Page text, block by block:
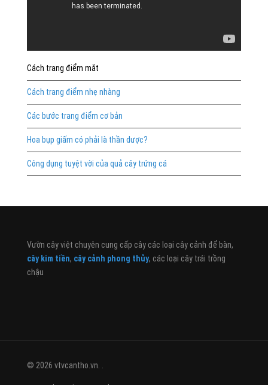
Cách trang điểm mắt
Cách trang điểm nhẹ nhàng
Các bước trang điểm cơ bản
Hoa bụp giấm có phải là thần dược?
Công dụng tuyệt vời của quả cây trứng cá
Vườn cây việt chuyên cung cấp cây các loại cây cảnh để bàn,
cây kim tiền, cây cảnh phong thủy, các loại cây trái trồng
chậu
© 2026 vtvcantho.vn. .